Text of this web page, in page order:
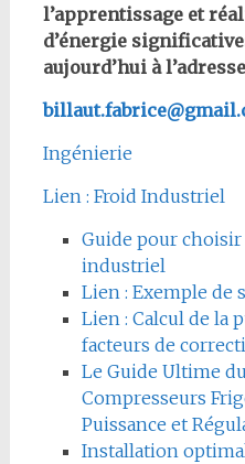
l’apprentissage et
d’énergie
aujourd’hui à
Ingénierie
Lien : Froid Industriel
Guide pour
industriel
Lien : Exemple de
Lien : Calcul de la
facteurs de
Le Guide Ultime
Compresseurs
Puissance et
Installation